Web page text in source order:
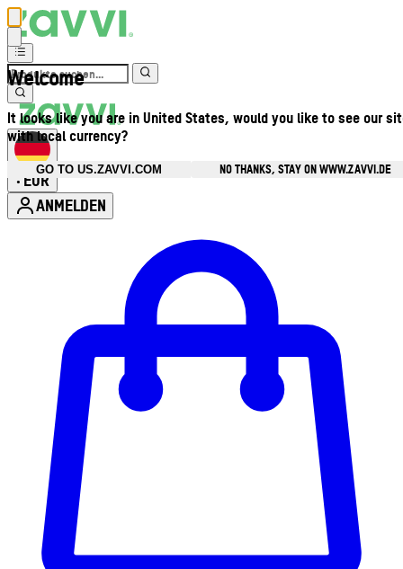
Welcome
It looks like you are in United States, would you like to see our
with local currency?
GO TO US.ZAVVI.COM
NO THANKS, STAY ON WWW.ZAVVI.DE
• EUR
ANMELDEN